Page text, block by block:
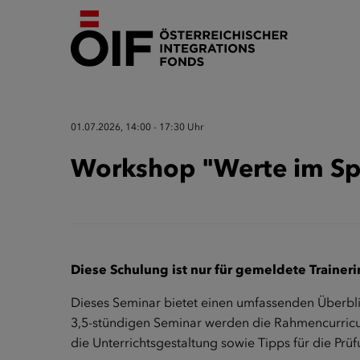
01.07.2026, 14:00 - 17:30 Uhr
Workshop "Werte im
Diese Schulung ist nur für gemeldete
Dieses Seminar bietet einen umfassenden
3,5-stündigen Seminar werden die
die Unterrichtsgestaltung sowie Tipps für die